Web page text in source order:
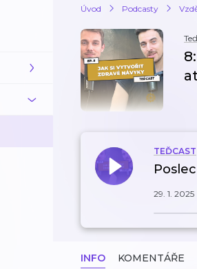
Úvod Podcasty
TEĎCAST
29. 1. 2025
INFO KOMENTÁŘE